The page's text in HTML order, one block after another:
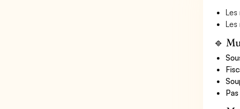
🔹